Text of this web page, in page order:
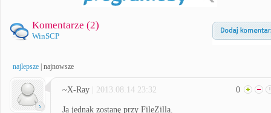
Komentarze (2)
WinSCP
najlepsze najnowsze
~X-Ray | 2013.08.14 23:32 0
Ja jednak zostanę przy FileZilla.